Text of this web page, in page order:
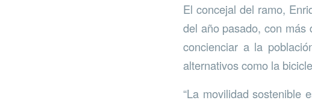
El concejal del ramo,
del año pasado, con más
concienciar a la
alternativos como la
“La movilidad sostenible